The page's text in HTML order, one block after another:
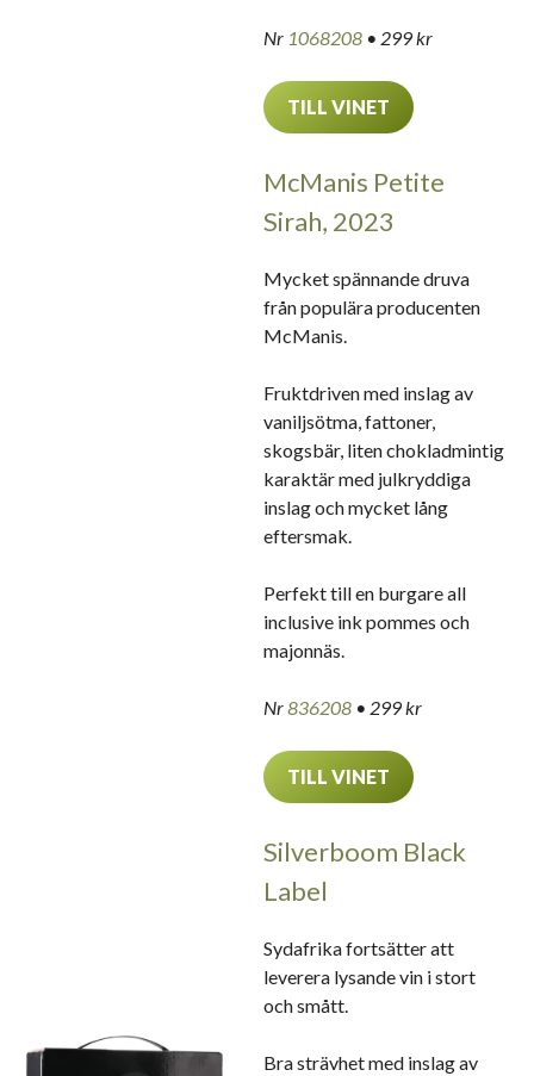
Nr 1068208 • 299 kr
TILL VINET
McManis Petite
Sirah, 2023
Mycket spännande druva
från populära producenten
McManis.
Fruktdriven med inslag av
vaniljsötma, fattoner,
skogsbär, liten chokladmintig
karaktär med julkryddiga
inslag och mycket lång
eftersmak.
Perfekt till en burgare all
inclusive ink pommes och
majonnäs.
Nr836208 • 299 kr
TILL VINET
Silverboom Black
Label
Sydafrika fortsätter att
leverera lysande vin i stort
och smått.
Bra strävhet med inslag av